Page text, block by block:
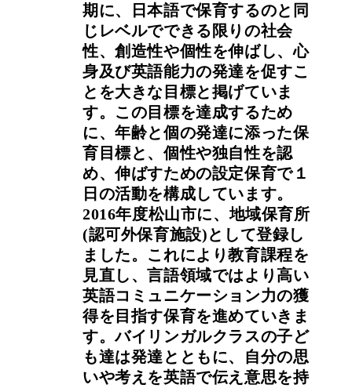
期に、日本語で保育するのと同
じレベルでできる限りの社会
性、創造性や個性を伸ばし、心
身及び英語能力の発達を促すこ
とを大きな目標と掲げていま
す。この目標を達成するため
に、年齢と個の発達に添った保
育目標と、個性や独自性を認
め、伸ばすための設定保育で１
日の活動を構成しています。
2016年度松山市に、地域保育所
(認可外保育施設)として登録し
ました。これにより教育課程を
見直し、言語領域ではより高い
英語コミュニケーション力の獲
得を目指す保育を進めていきま
す。バイリンガルクラスの子ど
も達は発達とともに、自分の思
いや考えを英語で伝え意思を持